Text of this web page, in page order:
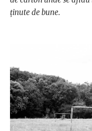
ținute de bune.